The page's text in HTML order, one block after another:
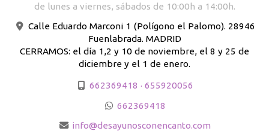
de lunes a viernes, sábados de 10:00h a 14:00h.
Calle Eduardo Marconi 1 (Polígono el Palomo). 28946
Fuenlabrada. MADRID
CERRAMOS: el día 1,2 y 10 de noviembre, el 8 y 25 de
diciembre y el 1 de enero.
662369418 · 655920056
662369418
info
desayunosconencanto.com